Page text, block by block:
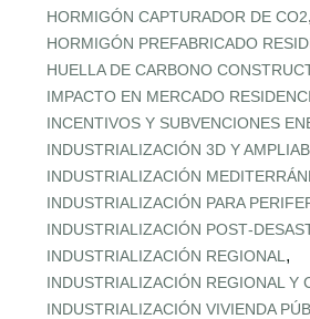
HORMIGÓN CAPTURADOR DE CO2,
HORMIGÓN PREFABRICADO
HUELLA DE CARBONO
IMPACTO EN MERCADO
INCENTIVOS Y SUBVENCIONES
INDUSTRIALIZACIÓN 3D Y
INDUSTRIALIZACIÓN
INDUSTRIALIZACIÓN PARA
INDUSTRIALIZACIÓN
INDUSTRIALIZACIÓN REGIONAL ,
INDUSTRIALIZACIÓN REGIONAL Y
INDUSTRIALIZACIÓN VIVIENDA